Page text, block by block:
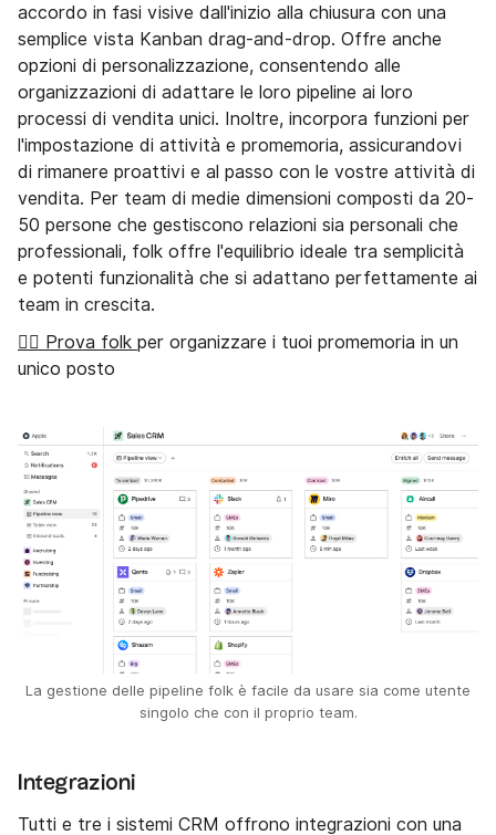
accordo in fasi visive dall'inizio alla chiusura con una
semplice vista Kanban drag-and-drop. Offre anche
opzioni di personalizzazione, consentendo alle
organizzazioni di adattare le loro pipeline ai loro
processi di vendita unici. Inoltre, incorpora funzioni per
l'impostazione di attività e promemoria, assicurandovi
di rimanere proattivi e al passo con le vostre attività di
vendita. Per team di medie dimensioni composti da 20-
50 persone che gestiscono relazioni sia personali che
professionali, folk offre l'equilibrio ideale tra semplicità
e potenti funzionalità che si adattano perfettamente ai
team in crescita.
👉🏼 Prova folk per organizzare i tuoi promemoria in un
unico posto
La gestione delle pipeline folk è facile da usare sia come utente
singolo che con il proprio team.
Integrazioni
Tutti e tre i sistemi CRM offrono integrazioni con una